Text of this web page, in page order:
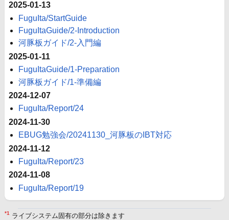
2025-01-13
FuguIta/StartGuide
FuguItaGuide/2-Introduction
河豚板ガイド/2-入門編
2025-01-11
FuguItaGuide/1-Preparation
河豚板ガイド/1-準備編
2024-12-07
FuguIta/Report/24
2024-11-30
EBUG勉強会/20241130_河豚板のIBT対応
2024-11-12
FuguIta/Report/23
2024-11-08
FuguIta/Report/19
*1 ライブシステム固有の部分は除きます